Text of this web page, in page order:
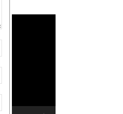
Web: